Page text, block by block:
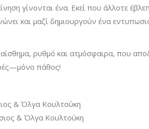
γίνονται ένα. Εκεί που άλλοτε
και μαζί δημιουργούν ένα
ρυθμό και ατμόσφαιρα, που
πάθος!
& Όλγα Κουλτούκη
& Όλγα Κουλτούκη